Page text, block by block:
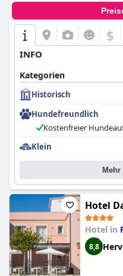
$
INFO
Kategorien
Historisch
Hundefreundlich
Kostenfreier
Klein
Hotel
Hotel in
8,8